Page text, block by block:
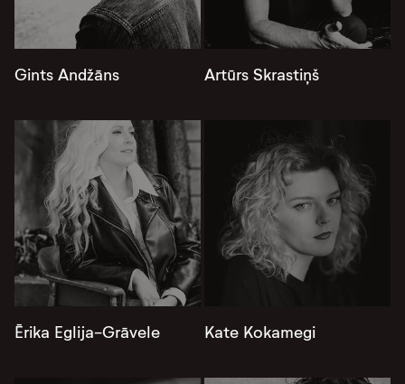
Gints Andžāns Artūrs Skrastiņš
Ērika Eglija-Grāvele Kate Kokamegi